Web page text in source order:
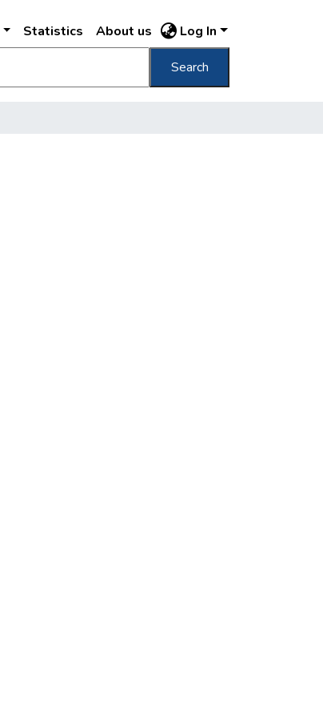
Statistics About us Log In
Search